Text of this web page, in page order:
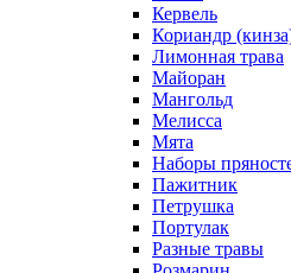
Кервель
Кориандр
Лимонная трава
Майоран
Мангольд
Мелисса
Мята
Наборы
Пажитник
Петрушка
Портулак
Разные травы